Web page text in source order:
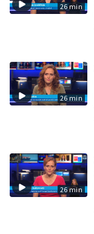
26 min
26 min
26 min